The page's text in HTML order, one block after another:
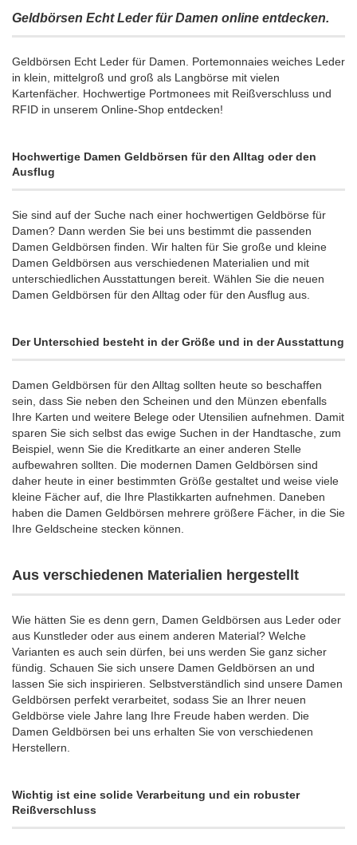
Geldbörsen Echt Leder für Damen online entdecken.
Geldbörsen Echt Leder für Damen. Portemonnaies weiches Leder
in klein, mittelgroß und groß als Langbörse mit vielen
Kartenfächer. Hochwertige Portmonees mit Reißverschluss und
RFID in unserem Online-Shop entdecken!
Hochwertige Damen Geldbörsen für den Alltag oder den
Ausflug
Sie sind auf der Suche nach einer hochwertigen Geldbörse für
Damen? Dann werden Sie bei uns bestimmt die passenden
Damen Geldbörsen finden. Wir halten für Sie große und kleine
Damen Geldbörsen aus verschiedenen Materialien und mit
unterschiedlichen Ausstattungen bereit. Wählen Sie die neuen
Damen Geldbörsen für den Alltag oder für den Ausflug aus.
Der Unterschied besteht in der Größe und in der Ausstattung
Damen Geldbörsen für den Alltag sollten heute so beschaffen
sein, dass Sie neben den Scheinen und den Münzen ebenfalls
Ihre Karten und weitere Belege oder Utensilien aufnehmen. Damit
sparen Sie sich selbst das ewige Suchen in der Handtasche, zum
Beispiel, wenn Sie die Kreditkarte an einer anderen Stelle
aufbewahren sollten. Die modernen Damen Geldbörsen sind
daher heute in einer bestimmten Größe gestaltet und weise viele
kleine Fächer auf, die Ihre Plastikkarten aufnehmen. Daneben
haben die Damen Geldbörsen mehrere größere Fächer, in die Sie
Ihre Geldscheine stecken können.
Aus verschiedenen Materialien hergestellt
Wie hätten Sie es denn gern, Damen Geldbörsen aus Leder oder
aus Kunstleder oder aus einem anderen Material? Welche
Varianten es auch sein dürfen, bei uns werden Sie ganz sicher
fündig. Schauen Sie sich unsere Damen Geldbörsen an und
lassen Sie sich inspirieren. Selbstverständlich sind unsere Damen
Geldbörsen perfekt verarbeitet, sodass Sie an Ihrer neuen
Geldbörse viele Jahre lang Ihre Freude haben werden. Die
Damen Geldbörsen bei uns erhalten Sie von verschiedenen
Herstellern.
Wichtig ist eine solide Verarbeitung und ein robuster
Reißverschluss